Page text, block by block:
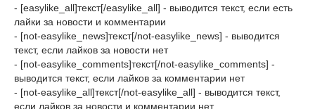
- [easylike_all]текст[/easylike_all] - выводится текст, если есть
лайки за новости и комментарии
- [not-easylike_news]текст[/not-easylike_news] - выводится
текст, если лайков за новости нет
- [not-easylike_comments]текст[/not-easylike_comments] -
выводится текст, если лайков за комментарии нет
- [not-easylike_all]текст[/not-easylike_all] - выводится текст,
если лайков за новости и комментарии нет